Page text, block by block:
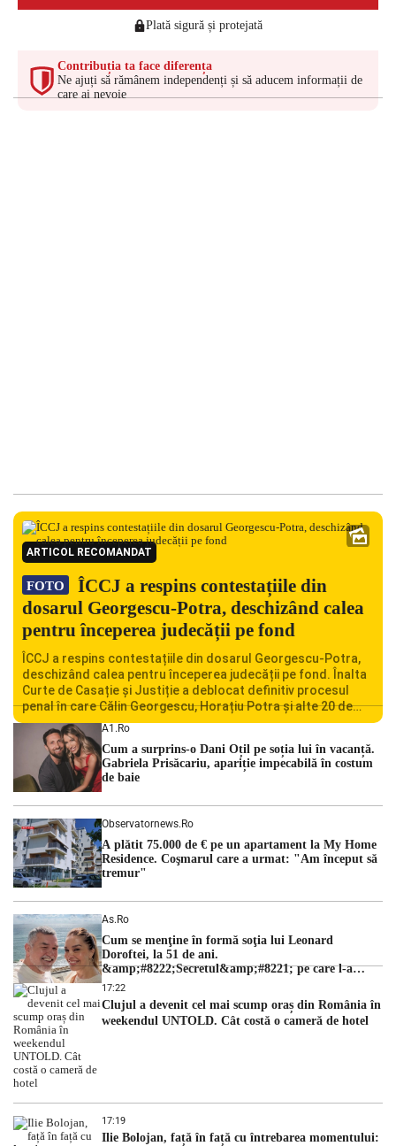
Plată sigură și protejată
Contribuția ta face diferența
Ne ajuți să rămânem independenți și să aducem informații de
care ai nevoie
ARTICOL RECOMANDAT
FOTO
ÎCCJ a respins contestațiile din
dosarul Georgescu-Potra, deschizând calea
pentru începerea judecății pe fond
ÎCCJ a respins contestațiile din dosarul Georgescu-Potra,
deschizând calea pentru începerea judecății pe fond. Înalta
Curte de Casație și Justiție a deblocat definitiv procesul
penal în care Călin Georgescu, Horațiu Potra și alte 20 de
persoane sunt acuzați de acțiuni îndreptate împotriva
ordinii constituționale. În ședința din camera preliminară,
judecătorii de la instanța supremă au […]
A1.ro
Cum a surprins-o Dani Oțil pe soția lui în vacanță.
Gabriela Prisăcariu, apariție impecabilă în costum
de baie
Observatornews.ro
A plătit 75.000 de € pe un apartament la My Home
Residence. Coşmarul care a urmat: "Am început să
tremur"
As.ro
Cum se menţine în formă soţia lui Leonard
Doroftei, la 51 de ani.
&amp;#8222;Secretul&amp;#8221; pe care l-a
dezvăluit
17:22
Clujul a devenit cel mai scump oraș din România în
weekendul UNTOLD. Cât costă o cameră de hotel
17:19
Ilie Bolojan, față în față cu întrebarea momentului: